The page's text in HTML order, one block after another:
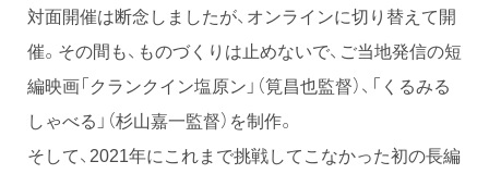
対面開催は断念しましたが、オンラインに切り替えて開
催。その間も、ものづくりは止めないで、ご当地発信の短
編映画「クランクイン塩原ン」（筧昌也監督）、「くるみる
しゃべる」（杉山嘉一監督）を制作。
そして、2021年にこれまで挑戦してこなかった初の長編